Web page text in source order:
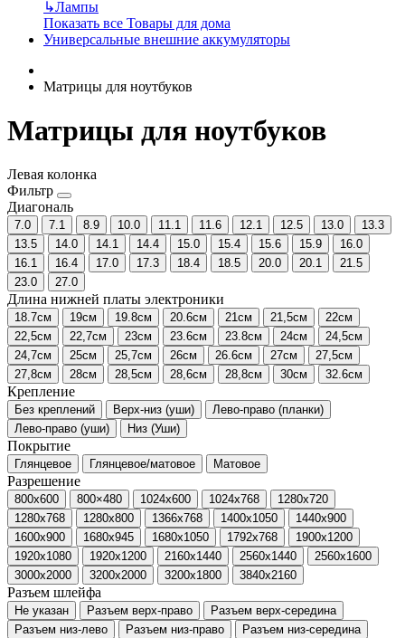
↳Лампы
Показать все Товары для дома
Универсальные внешние аккумуляторы
Матрицы для ноутбуков
Матрицы для ноутбуков
Левая колонка
Фильтр
Диагональ
7.0 7.1 8.9 10.0 11.1 11.6 12.1 12.5 13.0
13.3
13.5
14.0 14.1 14.4 15.0 15.4 15.6 15.9
16.0
16.1
16.4 17.0 17.3 18.4 18.5 20.0 20.1
21.5
23.0
27.0
Длина нижней платы электроники
18.7см 19см 19.8см 20.6см 21см 21,5см
22см
22,5см
22,7см 23см 23.6см 23.8см 24см
24,5см
24,7см
25см 25,7см 26см 26.6см 27см
27,5см
27,8см
28см 28,5см 28,6см 28,8см 30см 32.6см
Крепление
Без креплений Верх-низ (уши)
Лево-право (планки)
Лево-право (уши)
Низ (Уши)
Покрытие
Глянцевое Глянцевое/матовое Матовое
Разрешение
800x600 800×480 1024x600 1024x768
1280x720
1280x768
1280x800 1366x768 1400x1050
1440x900
1600x900
1680x945 1680x1050 1792x768
1900x1200
1920x1080
1920x1200 2160x1440 2560x1440
2560x1600
3000х2000
3200x2000 3200х1800 3840x2160
Разъем шлейфа
Не указан Разъем верх-право
Разъем верх-середина
Разъем низ-лево
Разъем низ-право Разъем низ-середина